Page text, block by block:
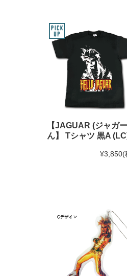
【JAGUAR (ジャガ
ん】 Tシャツ 黒A
¥3,850(